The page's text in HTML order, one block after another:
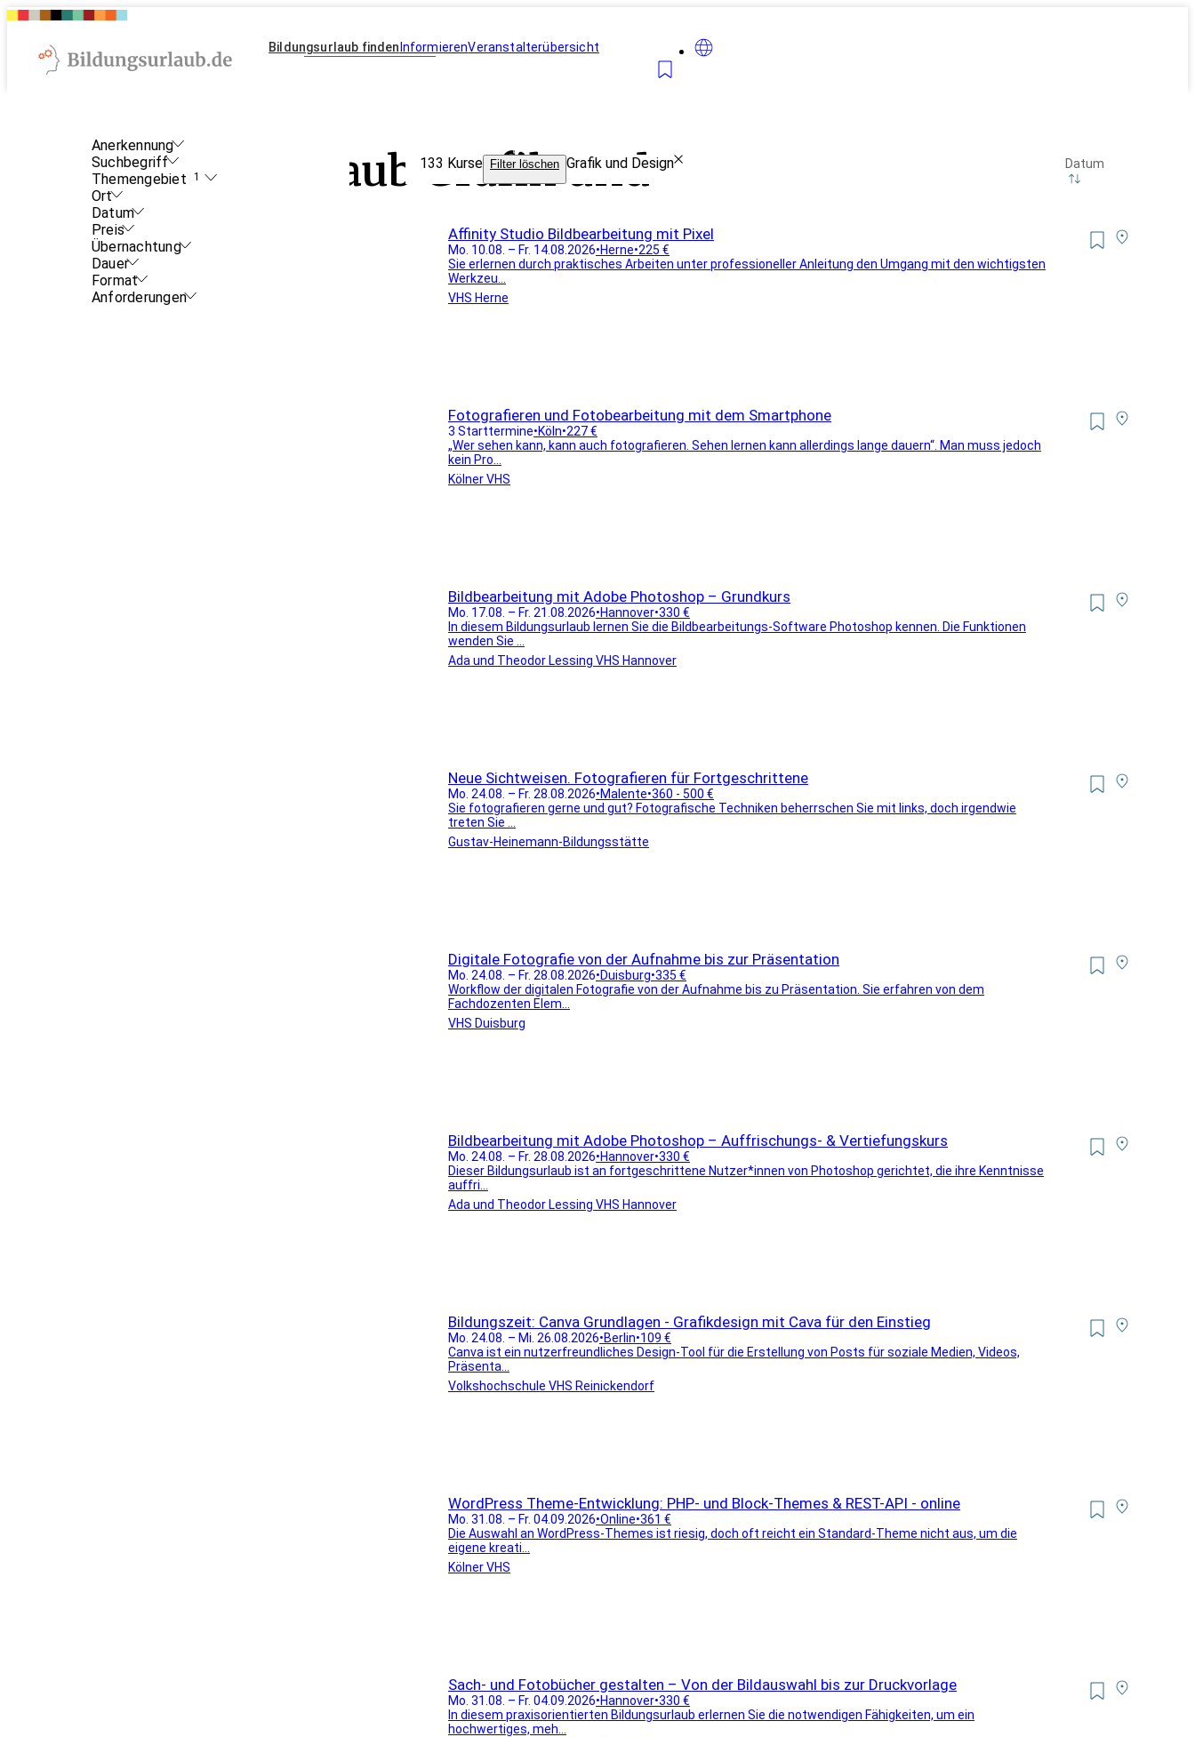
Bildungsurlaub finden InformierenVeranstalterübersicht
Bildungsurlaub Grafik und
Design
Anerkennung
Suchbegriff
Themengebiet
1
Ort
Datum
Preis
Übernachtung
Dauer
Format
Anforderungen
133 Kurse Filter löschen Grafik und Design Datum
Affinity Studio Bildbearbeitung mit Pixel
Mo. 10.08. – Fr. 14.08.2026•Herne•225 €
Sie erlernen durch praktisches Arbeiten unter professioneller Anleitung den Umgang mit den wichtigsten
Werkzeu...
VHS Herne
Fotografieren und Fotobearbeitung mit dem Smartphone
3 Starttermine•Köln•227 €
„Wer sehen kann, kann auch fotografieren. Sehen lernen kann allerdings lange dauern“. Man muss jedoch
kein Pro...
Kölner VHS
Bildbearbeitung mit Adobe Photoshop – Grundkurs
Mo. 17.08. – Fr. 21.08.2026•Hannover•330 €
In diesem Bildungsurlaub lernen Sie die Bildbearbeitungs-Software Photoshop kennen. Die Funktionen
wenden Sie ...
Ada und Theodor Lessing VHS Hannover
Neue Sichtweisen. Fotografieren für Fortgeschrittene
Mo. 24.08. – Fr. 28.08.2026•Malente•360 - 500 €
Sie fotografieren gerne und gut? Fotografische Techniken beherrschen Sie mit links, doch irgendwie
treten Sie ...
Gustav-Heinemann-Bildungsstätte
Digitale Fotografie von der Aufnahme bis zur Präsentation
Mo. 24.08. – Fr. 28.08.2026•Duisburg•335 €
Workflow der digitalen Fotografie von der Aufnahme bis zu Präsentation. Sie erfahren von dem
Fachdozenten Elem...
VHS Duisburg
Bildbearbeitung mit Adobe Photoshop – Auffrischungs- & Vertiefungskurs
Mo. 24.08. – Fr. 28.08.2026•Hannover•330 €
Dieser Bildungsurlaub ist an fortgeschrittene Nutzer*innen von Photoshop gerichtet, die ihre Kenntnisse
auffri...
Ada und Theodor Lessing VHS Hannover
Bildungszeit: Canva Grundlagen - Grafikdesign mit Cava für den Einstieg
Mo. 24.08. – Mi. 26.08.2026•Berlin•109 €
Canva ist ein nutzerfreundliches Design-Tool für die Erstellung von Posts für soziale Medien, Videos,
Präsenta...
Volkshochschule VHS Reinickendorf
WordPress Theme-Entwicklung: PHP- und Block-Themes & REST-API - online
Mo. 31.08. – Fr. 04.09.2026•Online•361 €
Die Auswahl an WordPress-Themes ist riesig, doch oft reicht ein Standard-Theme nicht aus, um die
eigene kreati...
Kölner VHS
Sach- und Fotobücher gestalten – Von der Bildauswahl bis zur Druckvorlage
Mo. 31.08. – Fr. 04.09.2026•Hannover•330 €
In diesem praxisorientierten Bildungsurlaub erlernen Sie die notwendigen Fähigkeiten, um ein
hochwertiges, meh...